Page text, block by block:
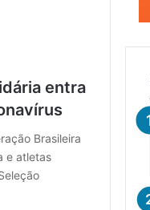
entra
Brasileira
e atletas